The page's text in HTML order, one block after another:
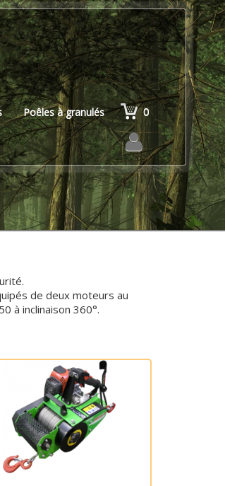
Poêles à granulés 0
de deux moteurs au
à inclinaison 360°.